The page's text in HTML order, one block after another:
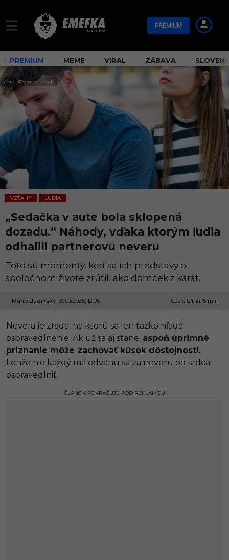
PREMIUM
PREMIUM MEME VIRAL ZÁBAVA
Zdroj: ©Shutterstock
VZŤAHY
,
ĽUDIA
„Sedačka v aute bola sklopená
dozadu.“ Náhody, vďaka ktorým ľudia
odhalili partnerovu neveru
Toto sú momenty, keď sa ich predstavy o
spoločnom živote zrútili ako domček z karát.
Mário Budinský 30.03.2025, 12:05
3
0
2
0
2
Čas čítania: 5 min
Nevera je zrada, na ktorú sa len ťažko hľadá
ospravedlnenie. Ak už sa aj stane, aspoň úprimné
priznanie môže zachovať kúsok dôstojnosti.
Lenže nie každý má odvahu sa za neveru od srdca
ospravedlniť.
ČLÁNOK POKRAČUJE POD REKLAMOU